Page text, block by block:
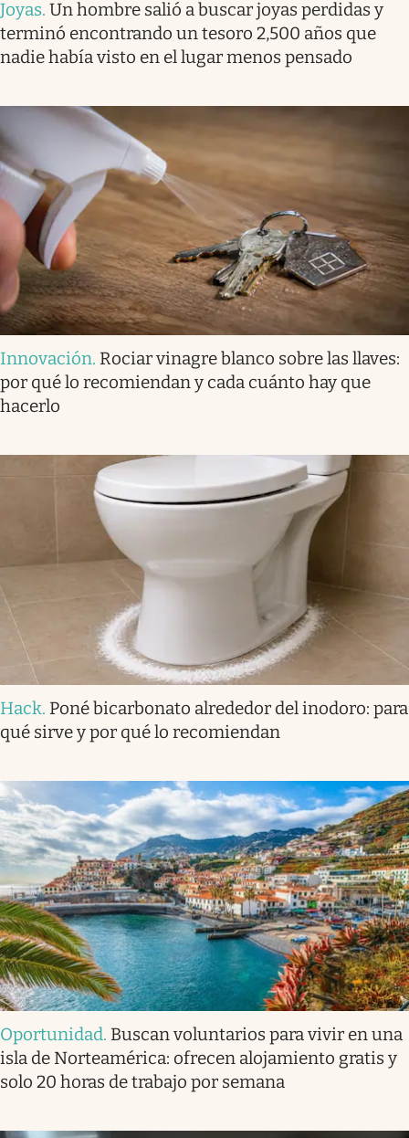
Joyas. Un hombre salió a buscar joyas perdidas y
terminó encontrando un tesoro 2,500 años que
nadie había visto en el lugar menos pensado
Innovación. Rociar vinagre blanco sobre las llaves:
por qué lo recomiendan y cada cuánto hay que
hacerlo
Hack. Poné bicarbonato alrededor del inodoro: para
qué sirve y por qué lo recomiendan
Oportunidad. Buscan voluntarios para vivir en una
isla de Norteamérica: ofrecen alojamiento gratis y
solo 20 horas de trabajo por semana